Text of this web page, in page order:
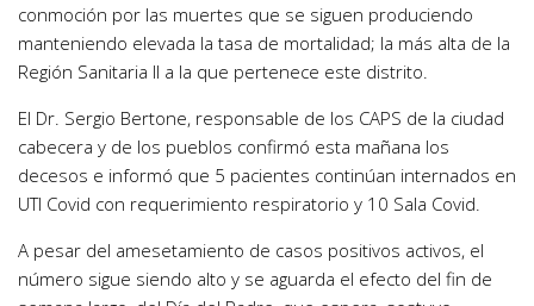
conmoción por las muertes que se siguen produciendo
manteniendo elevada la tasa de mortalidad; la más alta de la
Región Sanitaria II a la que pertenece este distrito.
El Dr. Sergio Bertone, responsable de los CAPS de la ciudad
cabecera y de los pueblos confirmó esta mañana los
decesos e informó que 5 pacientes continúan internados en
UTI Covid con requerimiento respiratorio y 10 Sala Covid.
A pesar del amesetamiento de casos positivos activos, el
número sigue siendo alto y se aguarda el efecto del fin de